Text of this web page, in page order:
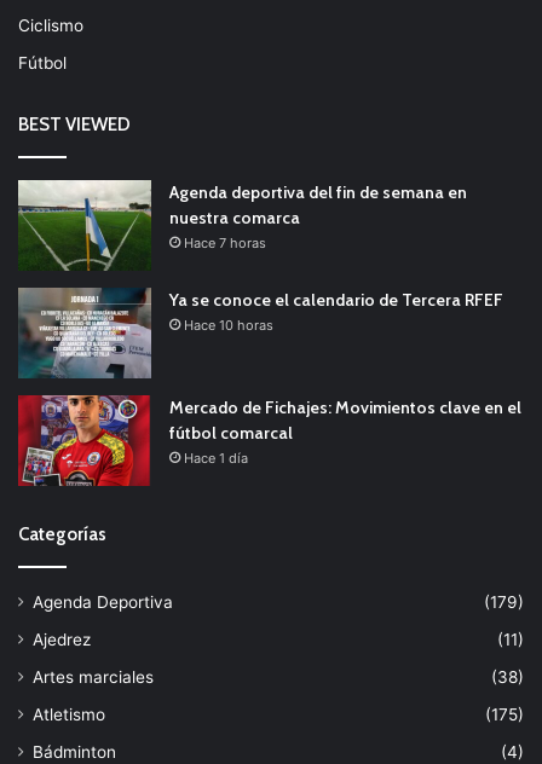
Ciclismo
Fútbol
BEST VIEWED
Agenda deportiva del fin de semana en
nuestra comarca
Hace 7 horas
Ya se conoce el calendario de Tercera RFEF
Hace 10 horas
Mercado de Fichajes: Movimientos clave en el
fútbol comarcal
Hace 1 día
Categorías
Agenda Deportiva
(179)
Ajedrez
(11)
Artes marciales
(38)
Atletismo
(175)
Bádminton
(4)